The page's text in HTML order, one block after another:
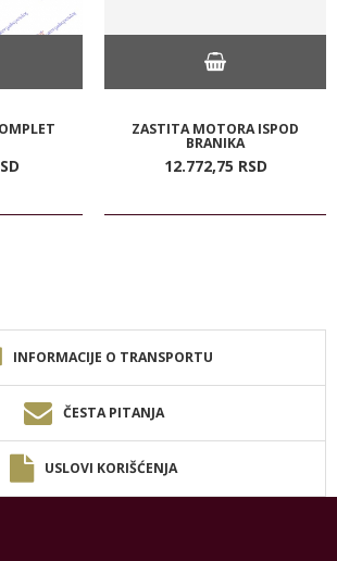
ZASTITA MOTORA ISPOD
BRANIKA
12.772,75 RSD
INFORMACIJE O TRANSPORTU
ČESTA PITANJA
USLOVI KORIŠĆENJA